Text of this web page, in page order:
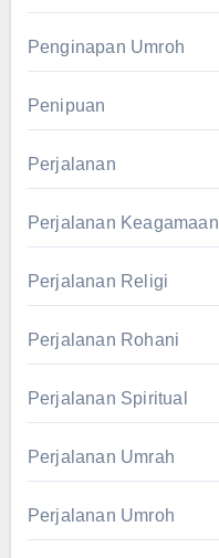
Penginapan Umroh
Penipuan
Perjalanan
Perjalanan Keagamaan
Perjalanan Religi
Perjalanan Rohani
Perjalanan Spiritual
Perjalanan Umrah
Perjalanan Umroh